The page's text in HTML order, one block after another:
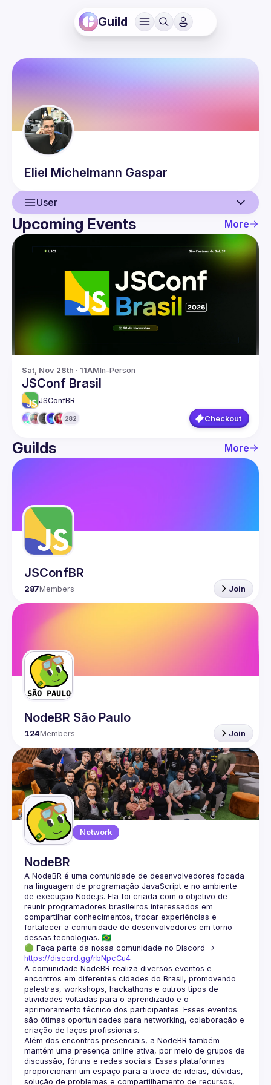
Guild
Eliel Michelmann Gaspar
User
User
Events
Upcoming Events More
Sat, Nov 28th · 11AMIn-Person
JSConf Brasil
JSConfBR
282 Checkout
Guilds More
JSConfBR
287Members Join
NodeBR São Paulo
124Members Join
Network
NodeBR
A NodeBR é uma comunidade de desenvolvedores focada
na linguagem de programação JavaScript e no ambiente
de execução Node.js. Ela foi criada com o objetivo de
reunir programadores brasileiros interessados em
compartilhar conhecimentos, trocar experiências e
fortalecer a comunidade de desenvolvedores em torno
🟢 Faça parte da nossa comunidade no Discord ->
https://discord.gg/rbNpcCu4
A comunidade NodeBR realiza diversos eventos e
encontros em diferentes cidades do Brasil, promovendo
palestras, workshops, hackathons e outros tipos de
atividades voltadas para o aprendizado e o
aprimoramento técnico dos participantes. Esses eventos
são ótimas oportunidades para networking, colaboração e
Além dos encontros presenciais, a NodeBR também
mantém uma presença online ativa, por meio de grupos de
discussão, fóruns e redes sociais. Essas plataformas
proporcionam um espaço para a troca de ideias, dúvidas,
solução de problemas e compartilhamento de recursos,